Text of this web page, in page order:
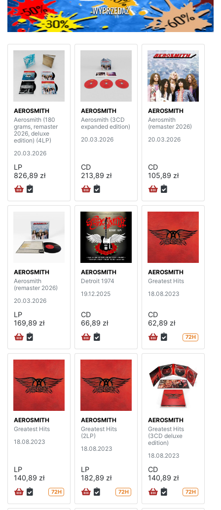
WYPRZEDAŻ
AEROSMITH
Aerosmith (180
grams, remaster
2026, deluxe
edition) (4LP)
20.03.2026
LP
826,89 zł
AEROSMITH
Aerosmith (3CD
expanded edition)
20.03.2026
CD
213,89 zł
AEROSMITH
Aerosmith
(remaster 2026)
20.03.2026
CD
105,89 zł
AEROSMITH
Aerosmith
(remaster 2026)
20.03.2026
LP
169,89 zł
AEROSMITH
Detroit 1974
19.12.2025
CD
66,89 zł
AEROSMITH
Greatest Hits
18.08.2023
CD
62,89 zł
72H
AEROSMITH
Greatest Hits
18.08.2023
LP
140,89 zł
72H
AEROSMITH
Greatest Hits
(2LP)
18.08.2023
LP
182,89 zł
72H
AEROSMITH
Greatest Hits
(3CD deluxe
edition)
18.08.2023
CD
140,89 zł
72H